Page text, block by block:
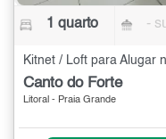
1 quarto -
Kitnet / Loft para Alugar
Canto do Forte
Litoral - Praia Grande